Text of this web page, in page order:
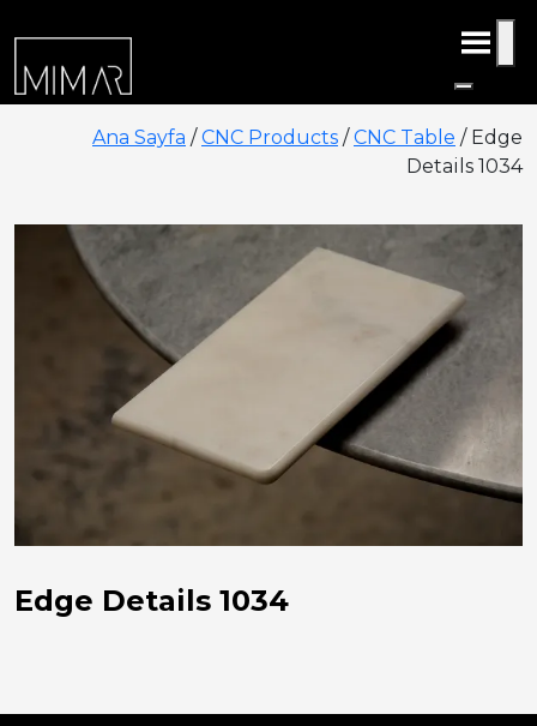
Ana Sayfa /CNC Products /CNC Table / Edge
Details 1034
Edge Details 1034